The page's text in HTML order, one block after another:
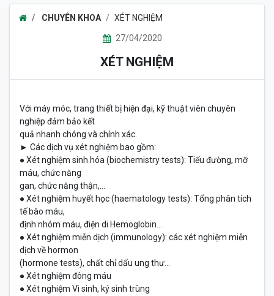
CHUYÊN KHOA XÉT NGHIỆM
27/04/2020
XÉT NGHIỆM
Với máy móc, trang thiết bị hiện đại, kỹ thuật viên chuyên
nghiệp đảm bảo kết
quả nhanh chóng và chính xác.
► Các dịch vụ xét nghiệm bao gồm:
● Xét nghiệm sinh hóa (biochemistry tests): Tiểu đường, mỡ
máu, chức năng
gan, chức năng thận,...
● Xét nghiệm huyết học (haematology tests): Tổng phân tích
tế bào máu,
định nhóm máu, điện di Hemoglobin...
● Xét nghiệm miễn dịch (immunology): các xét nghiệm miễn
dịch về hormon
(hormone tests), chất chỉ dấu ung thư…
● Xét nghiệm đông máu
● Xét nghiệm Vi sinh, ký sinh trùng